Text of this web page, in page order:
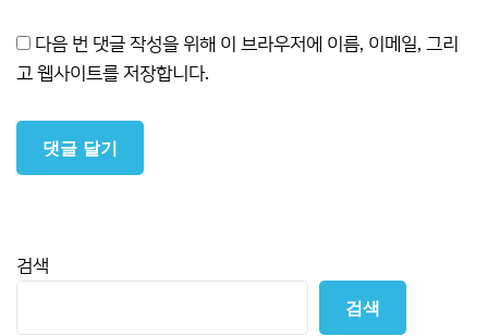
다음 번 댓글 작성을 위해 이 브라우저에 이름, 이메일, 그리
고 웹사이트를 저장합니다.
검색
검색